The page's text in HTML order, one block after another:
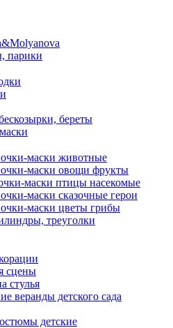
парики
береты
маски животные
маски овощи фрукты
маски птицы насекомые
маски сказочные герои
маски цветы грибы
треуголки
сцены
стулья
веранды детского сада
детские